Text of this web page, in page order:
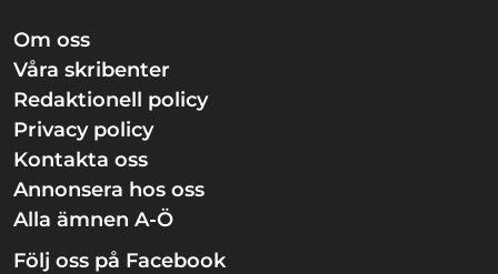
Om oss
Våra skribenter
Redaktionell policy
Privacy policy
Kontakta oss
Annonsera hos oss
Alla ämnen A-Ö
Följ oss på Facebook